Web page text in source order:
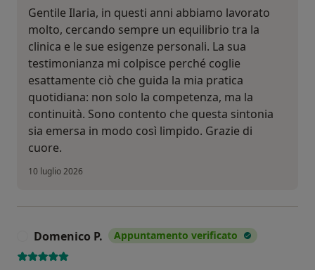
Gentile Ilaria, in questi anni abbiamo lavorato
molto, cercando sempre un equilibrio tra la
clinica e le sue esigenze personali. La sua
testimonianza mi colpisce perché coglie
esattamente ciò che guida la mia pratica
quotidiana: non solo la competenza, ma la
continuità. Sono contento che questa sintonia
sia emersa in modo così limpido. Grazie di
cuore.
10 luglio 2026
Domenico P. Appuntamento verificato